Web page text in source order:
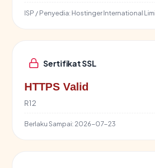
ISP / Penyedia: Hostinger International
Sertifikat SSL
HTTPS Valid
R12
Berlaku Sampai: 2026-07-23